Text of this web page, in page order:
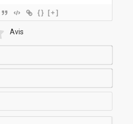
{} [+]
Avis
Nom*
E-